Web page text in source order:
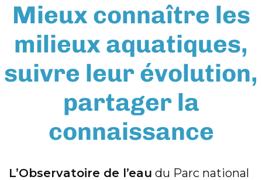
Mieux connaître les
milieux aquatiques,
suivre leur évolution,
partager la
connaissance
L’Observatoire de l’eau du Parc national